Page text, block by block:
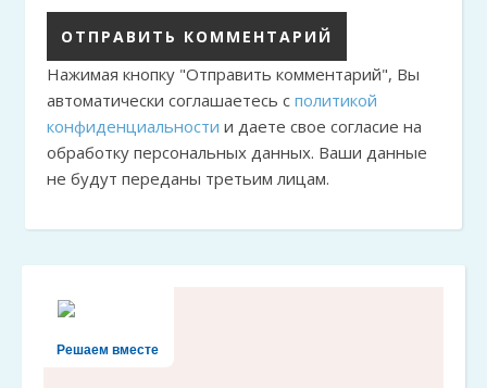
Нажимая кнопку "Отправить комментарий", Вы
автоматически соглашаетесь с политикой
конфиденциальности и даете свое согласие на
обработку персональных данных. Ваши данные
не будут переданы третьим лицам.
Решаем вместе